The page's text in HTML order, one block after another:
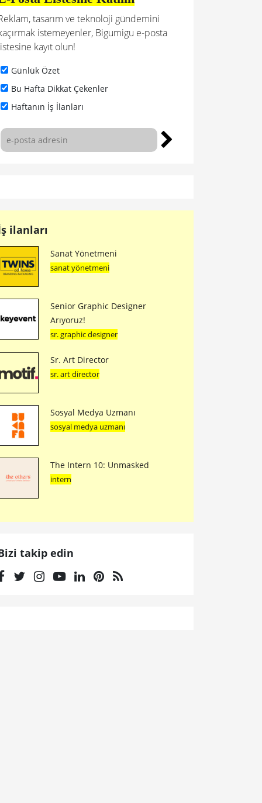
tasarım ve teknoloji gündemini
istemeyenler, Bigumigu e-posta
kayıt olun!
Günlük Özet
Bu Hafta Dikkat Çekenler
Haftanın İş İlanları
ilanları
Sanat Yönetmeni
sanat yönetmeni
Senior Graphic Designer
Arıyoruz!
sr. graphic designer
Sr. Art Director
sr. art director
Sosyal Medya Uzmanı
sosyal medya uzmanı
The Intern 10: Unmasked
intern
takip edin